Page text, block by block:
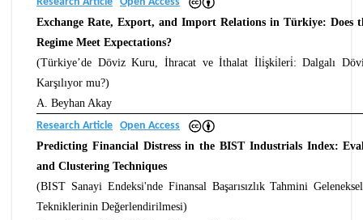
Exchange Rate, Export, and Import Relations in Türkiye: Does
Regime Meet Expectations?
(Türkiye’de Döviz Kuru, İhracat ve İthalat İli̇şki̇leri̇: Dalgalı
Karşılıyor mu?)
A. Beyhan Akay
Research Article Open Access
Predicting Financial Distress in the BIST Industrials Index:
and Clustering Techniques
(BIST Sanayi Endeksi'nde Finansal Başarısızlık Tahmini
Tekniklerinin Değerlendirilmesi)